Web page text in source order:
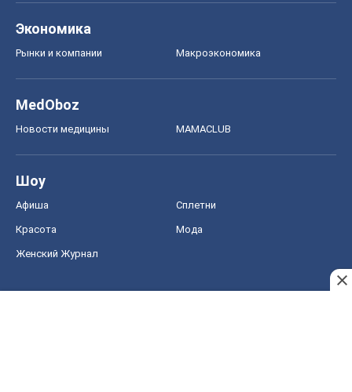
Экономика
Рынки и компании Mакроэкономика
MedOboz
Новости медицины MAMACLUB
Шоу
Афиша Сплетни
Красота Мода
Женский Журнал